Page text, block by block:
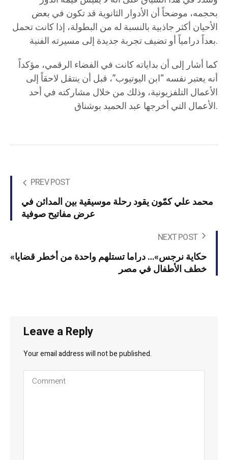
بحجمه، موضحاً أن الأدوار الثانوية قد تكون في بعض
الأحيان أكثر جاذبية بالنسبة له من البطولة، إذا كانت تحمل
بعداً درامياً أو تضيف تجربة جديدة إلى مسيرته الفنية.
كما أشار إلى أن بداياته كانت في الفضاء الرقمي، مؤكداً
أنه يعتبر نفسه “ابن اليوتيوب”، قبل أن ينتقل لاحقاً إلى
الأعمال التلفزيونية، وذلك من خلال مشاركته في أحد
الأعمال التي أخرجها عبد الحميد بوشناق.
PREV POST
محمد علي كمّون يقود رحلة موسيقية بين المدائن في
عرض مفاتيح صوفية
NEXT POST
«حكاية نرجس»… دراما تستلهم واحدة من أخطر قضايا
خطف الأطفال في مصر
Leave a Reply
Your email address will not be published.